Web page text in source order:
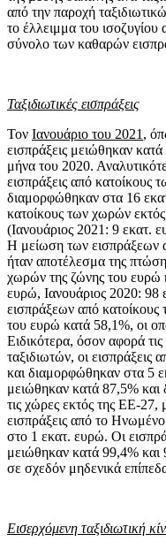
από την παροχή
το έλλειμμα του
σύνολο των καθαρών
Ταξιδιωτικές εισπράξεις
Τον Ιανουάριο του 2021 ,
εισπράξεις μειώθηκαν
μήνα του 2020.
εισπράξεις από κατοίκους
διαμορφώθηκαν στα 16
κατοίκους των χωρών
(Ιανουάριος 2021: 9 εκατ.
Η μείωση των εισπράξεων
ήταν αποτέλεσμα της
χωρών της ζώνης του ευρώ
ευρώ, Ιανουάριος 2020: 98
εισπράξεων από
του ευρώ κατά 58,1%, οι
Ειδικότερα, όσον αφορά
ταξιδιωτών, οι
και διαμορφώθηκαν στα 5
μειώθηκαν κατά 87,5%
τις χώρες εκτός της ΕΕ-
εισπράξεις από το
στo 1 εκατ. ευρώ. Οι
μειώθηκαν κατά 99,4% και
σε σχεδόν μηδενικά
Εισερχόμενη ταξιδιωτική